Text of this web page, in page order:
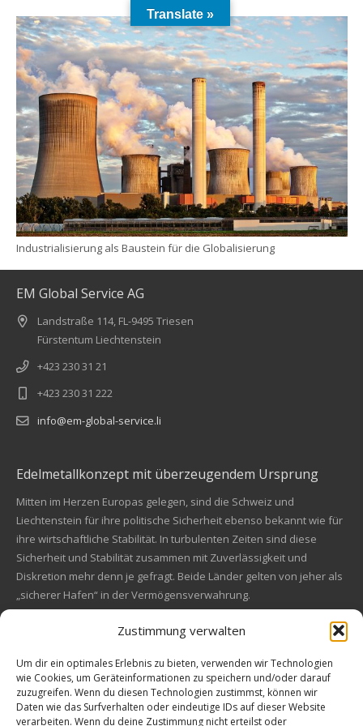
Zustimmung verwalten
Um dir ein optimales Erlebnis zu bieten, verwenden wir Technologien
wie Cookies, um Geräteinformationen zu speichern und/oder darauf
zuzugreifen. Wenn du diesen Technologien zustimmst, können wir
Daten wie das Surfverhalten oder eindeutige IDs auf dieser Website
verarbeiten. Wenn du deine Zustimmung nicht erteilst oder
Industrialisierung als Baustein für die Globalisierung
EM Global Service AG
Landstraße 114, FL-9495 Triesen
Fürstentum Liechtenstein
+423 230 31 21
+423 230 31 222
info@em-global-service.li
Edelmetallkonzept mit überzeugendem Ursprung
Mitten im Herzen Europas gelegen, sind die Schweiz und
Liechtenstein für ihre politische Sicherheit ebenso bekannt wie für
ihre wirtschaftliche Stabilität. In turbulenten Zeiten sind diese
Sicherheit und Stabilität zusammen mit Zuverlässigkeit und
Diskretion mehr denn je gefragt. Beide Länder gelten von jeher als
„sicherer Hafen“ in der Vermögensverwahrung.
Financial concept of convincing origin
Located in the heart of Europe, Switzerland and Liechtenstein are
also known for their political safety as for their economic stability.
In these turbulent times, security and stability along with reliability
and discretion are more in demand than ever. Both countries are
Translate »
Kundenbewertungen und Erfahrungen zu
EM Global Service AG